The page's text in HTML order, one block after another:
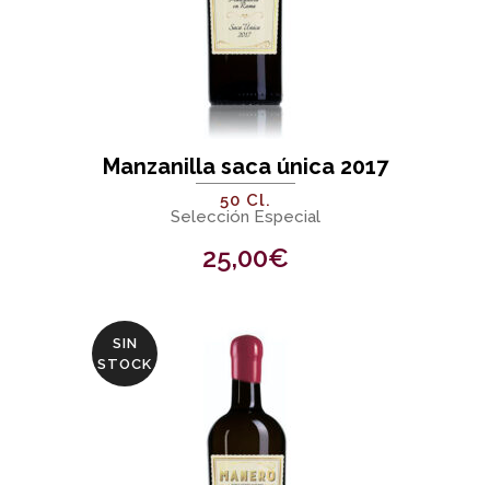
Manzanilla saca única 2017
50 Cl.
Selección Especial
25,00€
SIN
STOCK